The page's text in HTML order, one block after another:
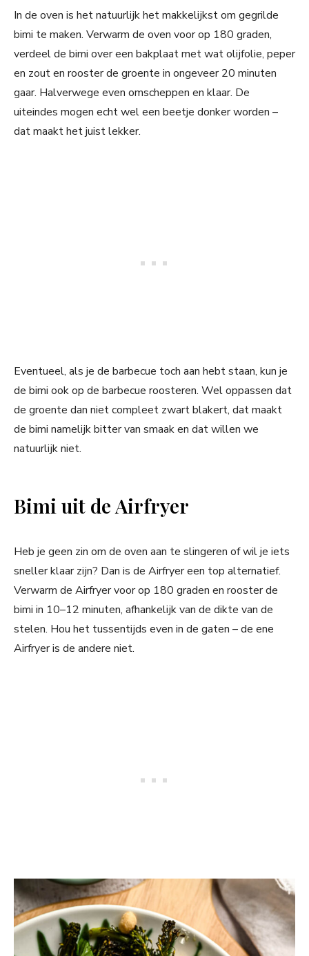
In de oven is het natuurlijk het makkelijkst om gegrilde
bimi te maken. Verwarm de oven voor op 180 graden,
verdeel de bimi over een bakplaat met wat olijfolie, peper
en zout en rooster de groente in ongeveer 20 minuten
gaar. Halverwege even omscheppen en klaar. De
uiteindes mogen echt wel een beetje donker worden –
dat maakt het juist lekker.
Eventueel, als je de barbecue toch aan hebt staan, kun je
de bimi ook op de barbecue roosteren. Wel oppassen dat
de groente dan niet compleet zwart blakert, dat maakt
de bimi namelijk bitter van smaak en dat willen we
natuurlijk niet.
Bimi uit de Airfryer
Heb je geen zin om de oven aan te slingeren of wil je iets
sneller klaar zijn? Dan is de Airfryer een top alternatief.
Verwarm de Airfryer voor op 180 graden en rooster de
bimi in 10–12 minuten, afhankelijk van de dikte van de
stelen. Hou het tussentijds even in de gaten – de ene
Airfryer is de andere niet.